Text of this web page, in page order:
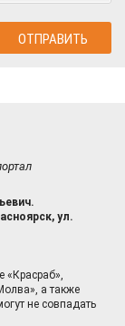
ул.
«Красраб»,
а также
не совпадать